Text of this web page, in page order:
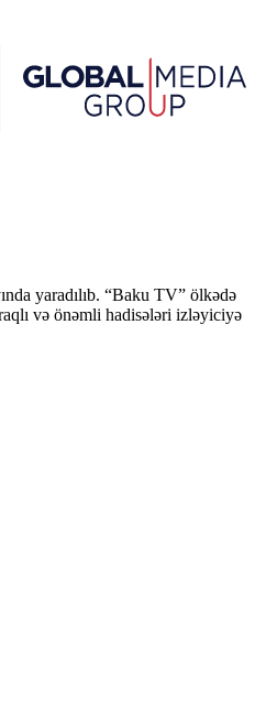
yaradılıb. “Baku TV” ölkədə
və önəmli hadisələri izləyiciyə